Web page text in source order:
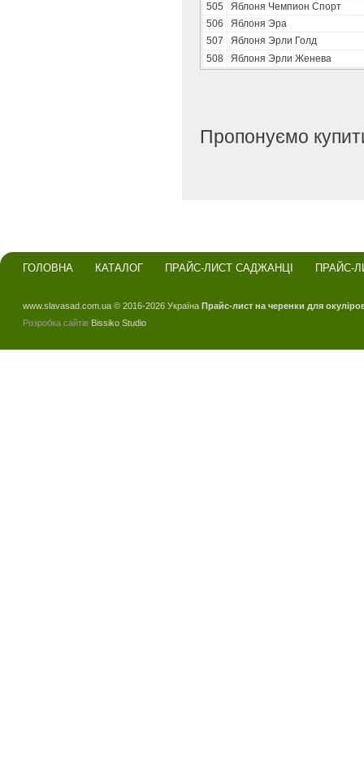
505
Яблоня Чемпион Спорт
506
Яблоня Эра
507
Яблоня Эрли Голд
508
Яблоня Эрли Женева
Пропонуємо
ГОЛОВНА КАТАЛОГ ПРАЙС-ЛИСТ САДЖАНЦІ ПРАЙС-
www.slavasad.com.ua © 2016-2026 Україна Прайс-лист на черенки для
Розробка сайтів Bissiko Studio